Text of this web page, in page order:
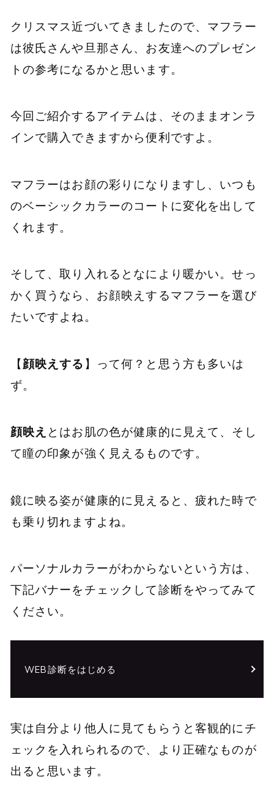
クリスマス近づいてきましたので、マフラー
は彼氏さんや旦那さん、お友達へのプレゼン
トの参考になるかと思います。
今回ご紹介するアイテムは、そのままオンラ
インで購入できますから便利ですよ。
マフラーはお顔の彩りになりますし、いつも
のベーシックカラーのコートに変化を出して
くれます。
そして、取り入れるとなにより暖かい。せっ
かく買うなら、お顔映えするマフラーを選び
たいですよね。
【顔映えする 】って何？と思う方も多いは
ず。
顔映え とはお肌の色が健康的に見えて、そし
て瞳の印象が強く見えるものです。
鏡に映る姿が健康的に見えると、疲れた時で
も乗り切れますよね。
パーソナルカラーがわからないという方は、
下記バナーをチェックして診断をやってみて
ください。
WEB診断をはじめる
実は自分より他人に見てもらうと客観的にチ
ェックを入れられるので、より正確なものが
出ると思います。